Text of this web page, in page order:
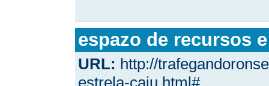
espazo de recursos
URL: http://